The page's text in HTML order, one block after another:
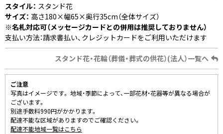
スタイル： スタンド花
サイズ： 高さ180×幅65×奥行35cm（全体サイズ）
※名札対応可（メッセージカードとの併用は推奨しておりません）
支払い方法：請求書払い、クレジットカードをご利用いただけます
スタンド花・花輪（葬儀・葬式の供花）(法人）一覧へ
ご注意
写真はイメージです。 地域・季節によって、一部花材・花器等が異なる場合が
ございます。
別途手数料990円がかかります。
配達不能な区域がありますのでご確認ください。
配達不能地域一覧はこちら